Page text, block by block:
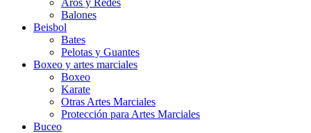
Balones
Beisbol
Bates
Pelotas y Guantes
Boxeo y artes marciales
Boxeo
Karate
Otras Artes Marciales
Protección para Artes Marciales
Buceo